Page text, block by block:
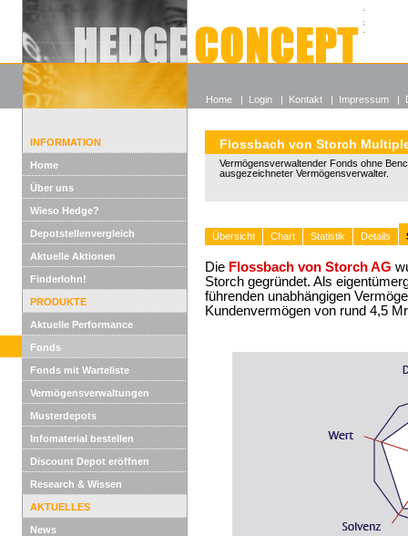
Alle
Wieso
INFORMATION
Home
Über uns
Wieso Hedge?
Depotstellenvergleich
Aktuelle Aktionen
Finderlohn!
PRODUKTE
Aktuelle Performance
Fonds
Fonds mit Warteliste
Vermögensverwaltungen
Musterdepots
Infomaterial bestellen
Discount Depot eröffnen
Research & Wissen
AKTUELLES
News
Flossbach von Storch
Vermögensverwaltender Fonds ohne
ausgezeichneter Vermögensverwalter.
Übersicht Chart Statistik Details
Die Flossbach von Storch AG
Storch gegründet. Als
führenden unabhängigen
Kundenvermögen von rund 4,5
Home | Login | Kontakt | Impressum |